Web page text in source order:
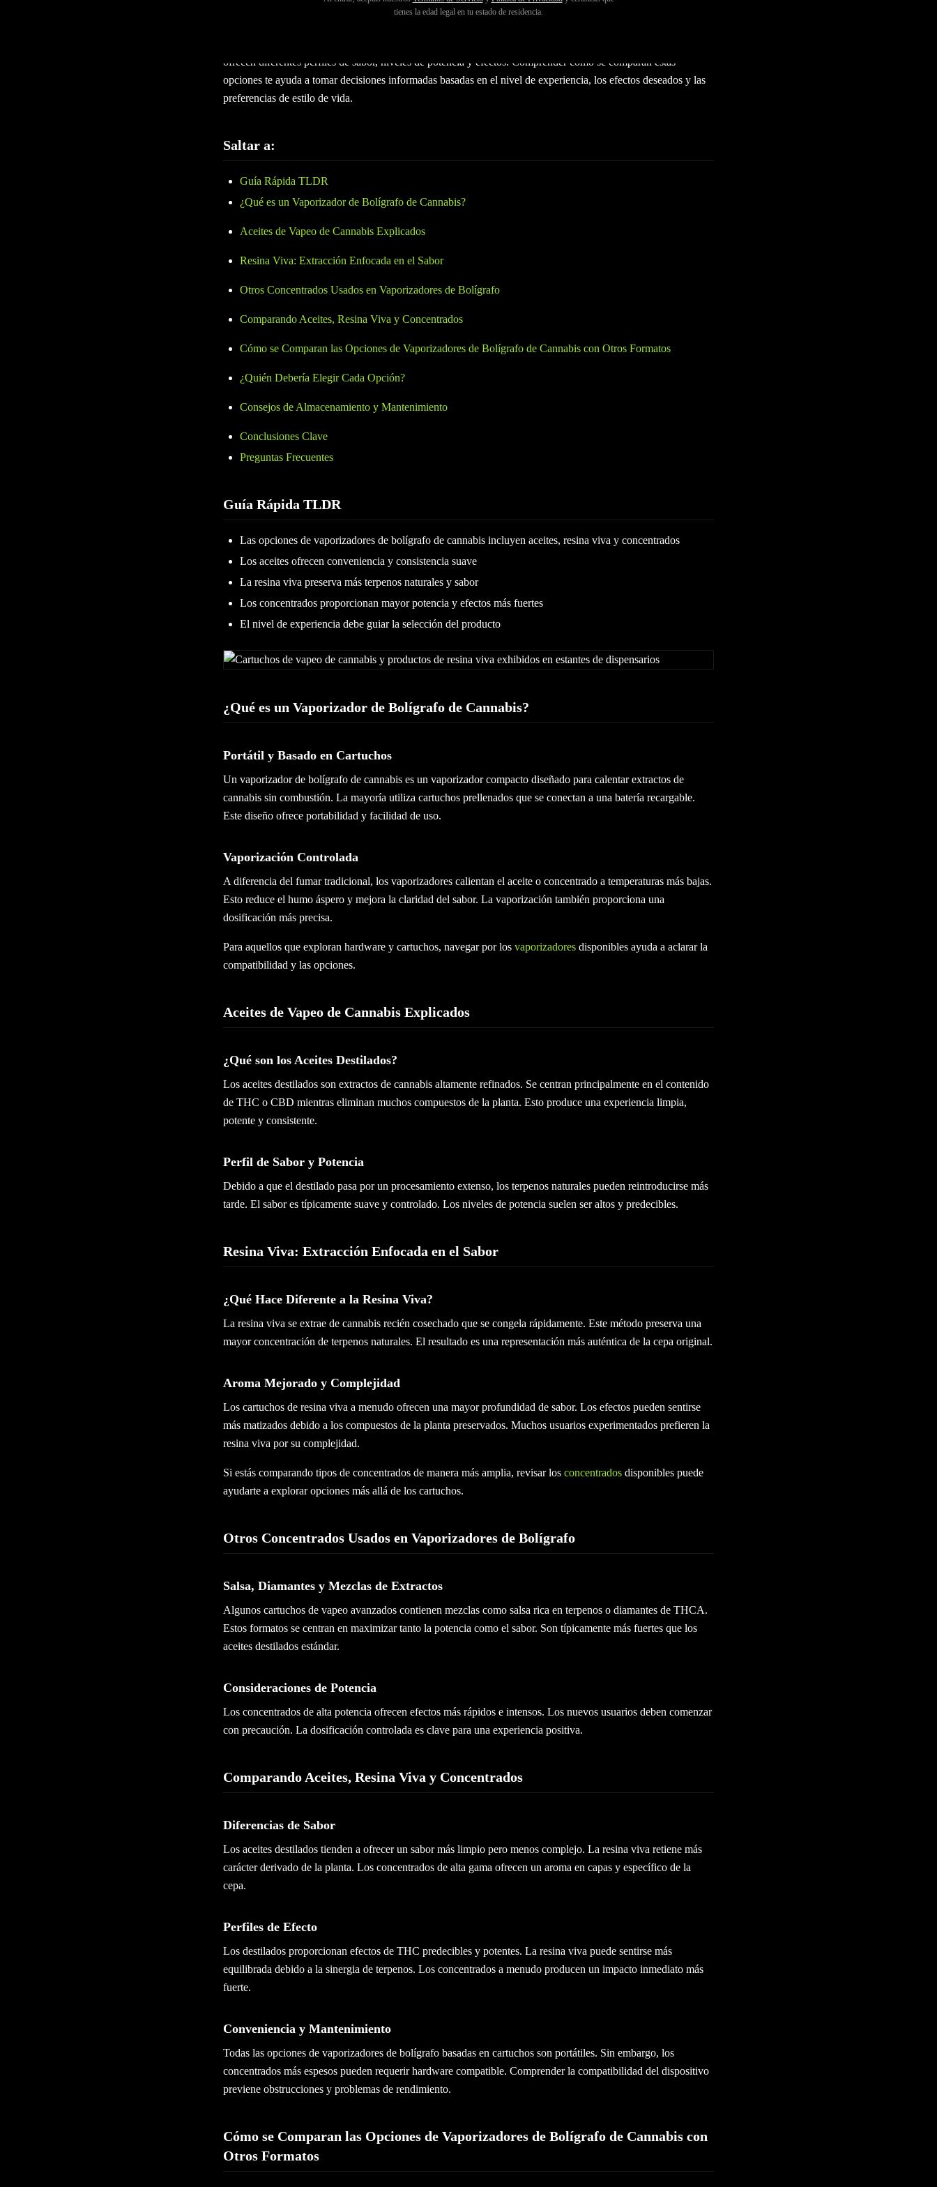
tienes la edad legal en tu estado de residencia.
El moderno vaporizador de bolígrafo de cannabis se ha convertido en una de las formas más populares de
ofrecen diferentes perfiles de sabor, niveles de potencia y efectos. Comprender cómo se comparan estas
opciones te ayuda a tomar decisiones informadas basadas en el nivel de experiencia, los efectos deseados y las
preferencias de estilo de vida.
Saltar a:
Guía Rápida TLDR
¿Qué es un Vaporizador de Bolígrafo de Cannabis?
Aceites de Vapeo de Cannabis Explicados
Resina Viva: Extracción Enfocada en el Sabor
Otros Concentrados Usados en Vaporizadores de Bolígrafo
Comparando Aceites, Resina Viva y Concentrados
Cómo se Comparan las Opciones de Vaporizadores de Bolígrafo de Cannabis con Otros Formatos
¿Quién Debería Elegir Cada Opción?
Consejos de Almacenamiento y Mantenimiento
Conclusiones Clave
Preguntas Frecuentes
Guía Rápida TLDR
Las opciones de vaporizadores de bolígrafo de cannabis incluyen aceites, resina viva y concentrados
Los aceites ofrecen conveniencia y consistencia suave
La resina viva preserva más terpenos naturales y sabor
Los concentrados proporcionan mayor potencia y efectos más fuertes
El nivel de experiencia debe guiar la selección del producto
¿Qué es un Vaporizador de Bolígrafo de Cannabis?
Portátil y Basado en Cartuchos
Un vaporizador de bolígrafo de cannabis es un vaporizador compacto diseñado para calentar extractos de
cannabis sin combustión. La mayoría utiliza cartuchos prellenados que se conectan a una batería recargable.
Este diseño ofrece portabilidad y facilidad de uso.
Vaporización Controlada
A diferencia del fumar tradicional, los vaporizadores calientan el aceite o concentrado a temperaturas más bajas.
Esto reduce el humo áspero y mejora la claridad del sabor. La vaporización también proporciona una
dosificación más precisa.
Para aquellos que exploran hardware y cartuchos, navegar por los vaporizadores disponibles ayuda a aclarar la
compatibilidad y las opciones.
Aceites de Vapeo de Cannabis Explicados
¿Qué son los Aceites Destilados?
Los aceites destilados son extractos de cannabis altamente refinados. Se centran principalmente en el contenido
de THC o CBD mientras eliminan muchos compuestos de la planta. Esto produce una experiencia limpia,
potente y consistente.
Perfil de Sabor y Potencia
Debido a que el destilado pasa por un procesamiento extenso, los terpenos naturales pueden reintroducirse más
tarde. El sabor es típicamente suave y controlado. Los niveles de potencia suelen ser altos y predecibles.
Resina Viva: Extracción Enfocada en el Sabor
¿Qué Hace Diferente a la Resina Viva?
La resina viva se extrae de cannabis recién cosechado que se congela rápidamente. Este método preserva una
mayor concentración de terpenos naturales. El resultado es una representación más auténtica de la cepa original.
Aroma Mejorado y Complejidad
Los cartuchos de resina viva a menudo ofrecen una mayor profundidad de sabor. Los efectos pueden sentirse
más matizados debido a los compuestos de la planta preservados. Muchos usuarios experimentados prefieren la
resina viva por su complejidad.
Si estás comparando tipos de concentrados de manera más amplia, revisar los concentrados disponibles puede
ayudarte a explorar opciones más allá de los cartuchos.
Otros Concentrados Usados en Vaporizadores de Bolígrafo
Salsa, Diamantes y Mezclas de Extractos
Algunos cartuchos de vapeo avanzados contienen mezclas como salsa rica en terpenos o diamantes de THCA.
Estos formatos se centran en maximizar tanto la potencia como el sabor. Son típicamente más fuertes que los
aceites destilados estándar.
Consideraciones de Potencia
Los concentrados de alta potencia ofrecen efectos más rápidos e intensos. Los nuevos usuarios deben comenzar
con precaución. La dosificación controlada es clave para una experiencia positiva.
Comparando Aceites, Resina Viva y Concentrados
Diferencias de Sabor
Los aceites destilados tienden a ofrecer un sabor más limpio pero menos complejo. La resina viva retiene más
carácter derivado de la planta. Los concentrados de alta gama ofrecen un aroma en capas y específico de la
cepa.
Perfiles de Efecto
Los destilados proporcionan efectos de THC predecibles y potentes. La resina viva puede sentirse más
equilibrada debido a la sinergia de terpenos. Los concentrados a menudo producen un impacto inmediato más
fuerte.
Conveniencia y Mantenimiento
Todas las opciones de vaporizadores de bolígrafo basadas en cartuchos son portátiles. Sin embargo, los
concentrados más espesos pueden requerir hardware compatible. Comprender la compatibilidad del dispositivo
previene obstrucciones y problemas de rendimiento.
Cómo se Comparan las Opciones de Vaporizadores de Bolígrafo de Cannabis con
Otros Formatos